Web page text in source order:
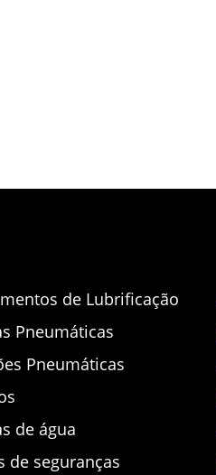
de Lubrificação
Pneumáticas
Pneumáticas
de água
de seguranças